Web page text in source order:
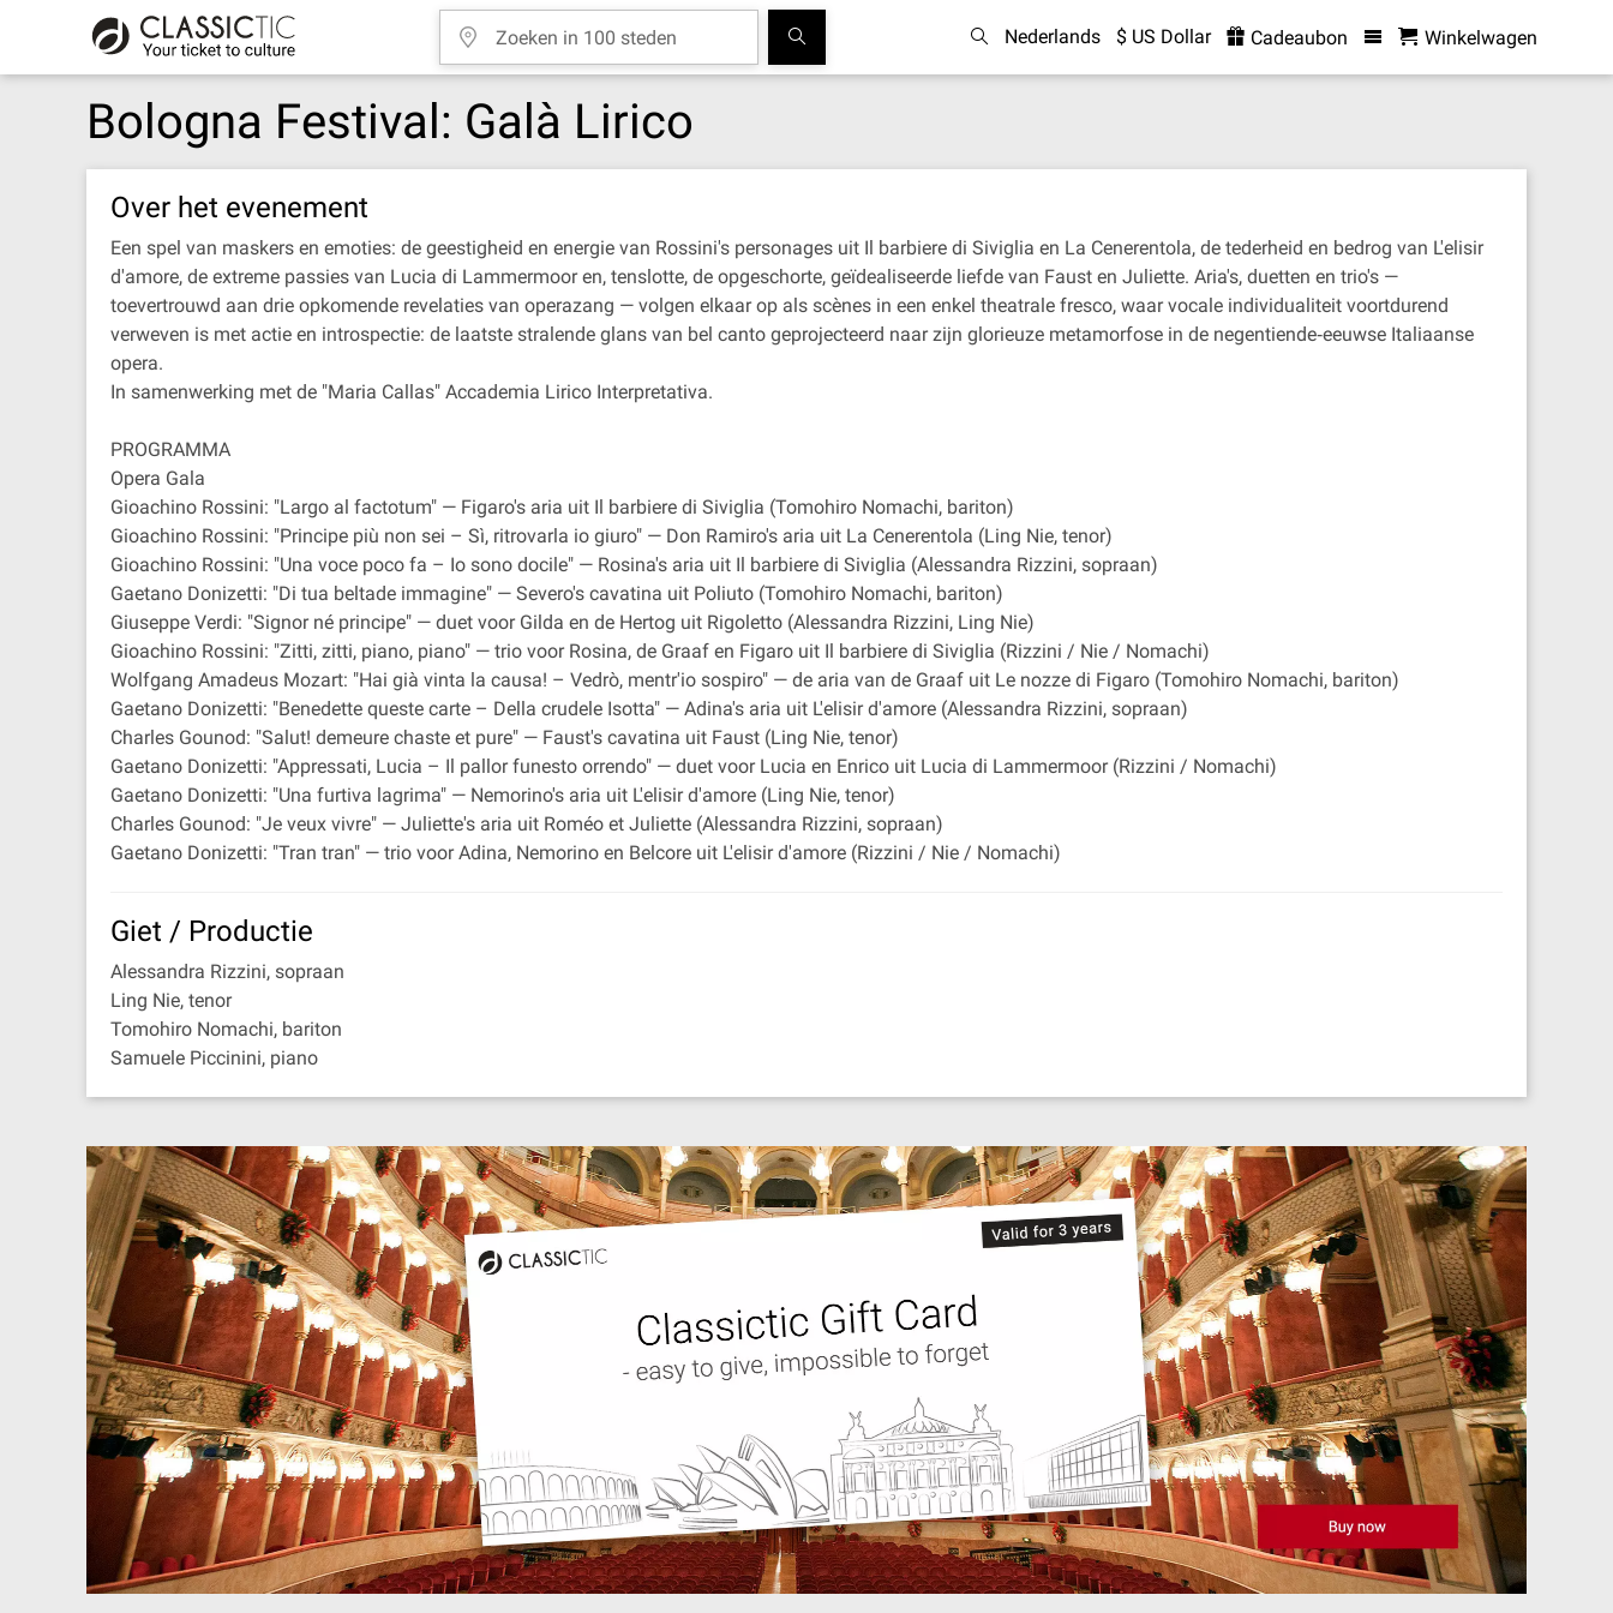
Nederlands $ US Dollar Cadeaubon Winkelwagen
Bologna Festival: Galà Lirico
Over het evenement
Een spel van maskers en emoties: de geestigheid en energie van Rossini's personages uit Il barbiere di Siviglia en La Cenerentola, de tederheid en bedrog van L'elisir
d'amore, de extreme passies van Lucia di Lammermoor en, tenslotte, de opgeschorte, geïdealiseerde liefde van Faust en Juliette. Aria's, duetten en trio's —
toevertrouwd aan drie opkomende revelaties van operazang — volgen elkaar op als scènes in een enkel theatrale fresco, waar vocale individualiteit voortdurend
verweven is met actie en introspectie: de laatste stralende glans van bel canto geprojecteerd naar zijn glorieuze metamorfose in de negentiende‐eeuwse Italiaanse
opera.
In samenwerking met de "Maria Callas" Accademia Lirico Interpretativa.
PROGRAMMA
Opera Gala
Gioachino Rossini: "Largo al factotum" — Figaro's aria uit Il barbiere di Siviglia (Tomohiro Nomachi, bariton)
Gioachino Rossini: "Principe più non sei – Sì, ritrovarla io giuro" — Don Ramiro's aria uit La Cenerentola (Ling Nie, tenor)
Gioachino Rossini: "Una voce poco fa – Io sono docile" — Rosina's aria uit Il barbiere di Siviglia (Alessandra Rizzini, sopraan)
Gaetano Donizetti: "Di tua beltade immagine" — Severo's cavatina uit Poliuto (Tomohiro Nomachi, bariton)
Giuseppe Verdi: "Signor né principe" — duet voor Gilda en de Hertog uit Rigoletto (Alessandra Rizzini, Ling Nie)
Gioachino Rossini: "Zitti, zitti, piano, piano" — trio voor Rosina, de Graaf en Figaro uit Il barbiere di Siviglia (Rizzini / Nie / Nomachi)
Wolfgang Amadeus Mozart: "Hai già vinta la causa! – Vedrò, mentr'io sospiro" — de aria van de Graaf uit Le nozze di Figaro (Tomohiro Nomachi, bariton)
Gaetano Donizetti: "Benedette queste carte – Della crudele Isotta" — Adina's aria uit L'elisir d'amore (Alessandra Rizzini, sopraan)
Charles Gounod: "Salut! demeure chaste et pure" — Faust's cavatina uit Faust (Ling Nie, tenor)
Gaetano Donizetti: "Appressati, Lucia – Il pallor funesto orrendo" — duet voor Lucia en Enrico uit Lucia di Lammermoor (Rizzini / Nomachi)
Gaetano Donizetti: "Una furtiva lagrima" — Nemorino's aria uit L'elisir d'amore (Ling Nie, tenor)
Charles Gounod: "Je veux vivre" — Juliette's aria uit Roméo et Juliette (Alessandra Rizzini, sopraan)
Gaetano Donizetti: "Tran tran" — trio voor Adina, Nemorino en Belcore uit L'elisir d'amore (Rizzini / Nie / Nomachi)
Giet / Productie
Alessandra Rizzini, sopraan
Ling Nie, tenor
Tomohiro Nomachi, bariton
Samuele Piccinini, piano